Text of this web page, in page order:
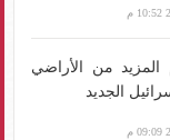
المزيد من الأراضي
الجديد